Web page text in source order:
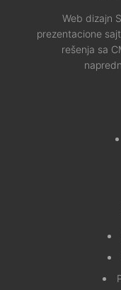
Web dizajn
prezentacione
rešenja sa